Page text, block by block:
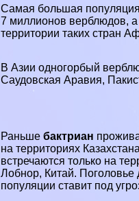
Самая большая
7 миллионов верблюдов,
территории таких стран
В Азии одногорбый
Саудовская Аравия,
Раньшебактриан
на территориях
встречаются только на
Лобнор, Китай. Поголовье
популяции ставит под